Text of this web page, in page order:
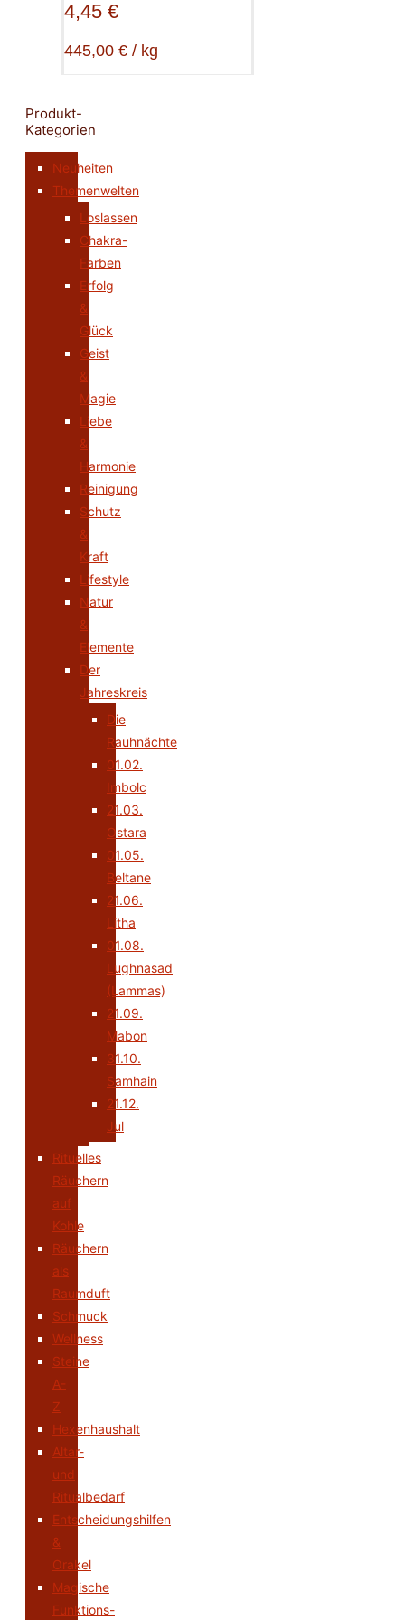
4,45 €
445,00 € / kg
Produkt-
Kategorien
Neuheiten
Themenwelten
Loslassen
Chakra-
Farben
Erfolg
&
Glück
Geist
&
Magie
Liebe
&
Harmonie
Reinigung
Schutz
&
Kraft
Lifestyle
Natur
&
Elemente
Der
Jahreskreis
Die
Rauhnächte
01.02.
Imbolc
21.03.
Ostara
01.05.
Beltane
21.06.
Litha
01.08.
Lughnasad
(Lammas)
21.09.
Mabon
31.10.
Samhain
21.12.
Jul
Rituelles
Räuchern
auf
Kohle
Räuchern
als
Raumduft
Schmuck
Wellness
Steine
A-
Z
Hexenhaushalt
Altar-
und
Ritualbedarf
Entscheidungshilfen
&
Orakel
Magische
Funktions-